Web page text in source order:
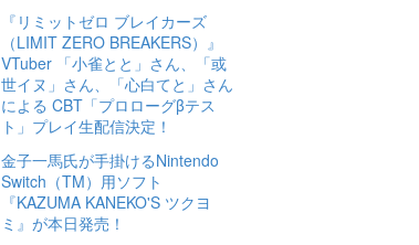
『リミットゼロ ブレイカーズ
（LIMIT ZERO BREAKERS）』
VTuber 「小雀とと」さん、「或
世イヌ」さん、「心白てと」さん
による CBT「プロローグβテス
ト」プレイ生配信決定！
金子一馬氏が手掛けるNintendo
Switch（TM）用ソフト
『KAZUMA KANEKO'S ツクヨ
ミ』が本日発売！